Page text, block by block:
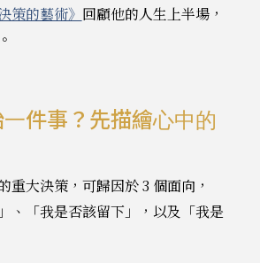
策的藝術》 回顧他的人生上半場，
件事？先描繪心中的
重大決策，可歸因於 3 個面向，
、「我是否該留下」，以及「我是